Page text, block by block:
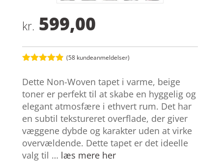
kr. 599,00
ud af 5
baseret på
kundebedøm
melser
(58 kundeanmeldelser)
Dette Non-Woven tapet i varme, beige
toner er perfekt til at skabe en hyggelig og
elegant atmosfære i ethvert rum. Det har
en subtil tekstureret overflade, der giver
væggene dybde og karakter uden at virke
overvældende. Dette tapet er det ideelle
valg til … læs mere her